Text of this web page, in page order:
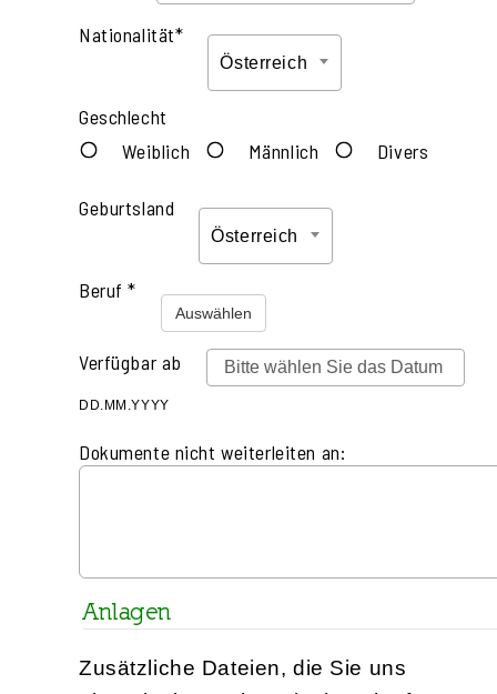
Nationalität*
Österreich
Geschlecht
Weiblich
Männlich Divers
Geburtsland
Österreich
Beruf *
Auswählen
Verfügbar ab
DD.MM.YYYY
Dokumente nicht weiterleiten an:
Anlagen
Zusätzliche Dateien, die Sie uns